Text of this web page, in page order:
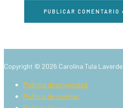
Copyright © 2026 Carolina Tula Laverde
Política de privacidad
Política de cookies